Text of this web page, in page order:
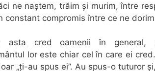
ne naștem, trăim și murim, între
constant compromis între ce ne
asta cred oamenii în
lor este chiar cel în care ei
„ți-au spus ei”. Au spus-o tuturor